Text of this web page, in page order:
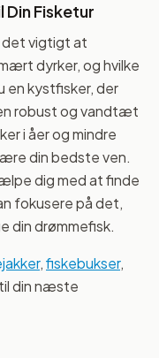
Fisketur
vigtigt at
dyrker, og hvilke
en kystfisker, der
robust og vandtæt
i åer og mindre
din bedste ven.
dig med at finde
fokusere på det,
din drømmefisk.
,fiskebukser,
din næste